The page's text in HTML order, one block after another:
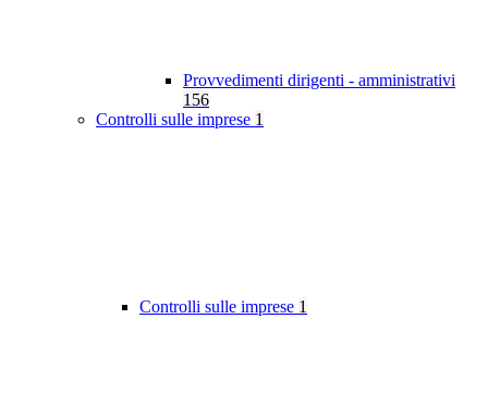
Provvedimenti dirigenti - amministrativi
156
Controlli sulle imprese 1
Controlli sulle imprese 1